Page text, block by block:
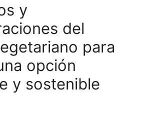
y
del
para
opción
y sostenible